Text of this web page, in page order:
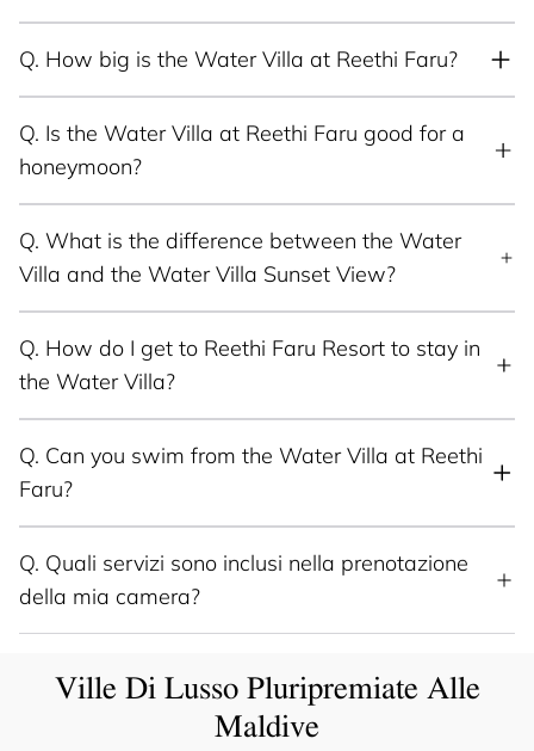
Q. How big is the Water Villa at Reethi Faru?
Q. Is the Water Villa at Reethi Faru good for a
honeymoon?
Q. What is the difference between the Water
Villa and the Water Villa Sunset View?
Q. How do I get to Reethi Faru Resort to stay in
the Water Villa?
Q. Can you swim from the Water Villa at Reethi
Faru?
Q. Quali servizi sono inclusi nella prenotazione
della mia camera?
Ville Di Lusso Pluripremiate Alle
Maldive